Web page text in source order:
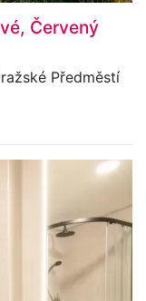
Červený
Předměstí